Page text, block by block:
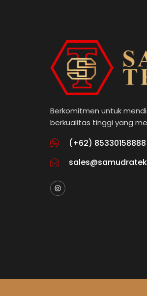
Berkomitmen untuk
berkualitas tinggi yang
(+62) 85330158888